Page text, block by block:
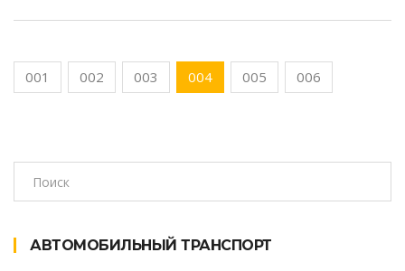
001 002 003 004 005 006
АВТОМОБИЛЬНЫЙ ТРАНСПОРТ